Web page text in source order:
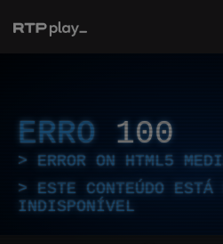
ERRO 100
ERROR ON HTML5
ESTE CONTEÚDO ESTÁ
INDISPONÍVEL